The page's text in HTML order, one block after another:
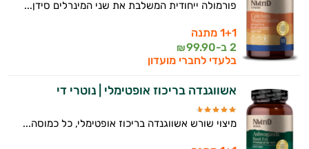
פורמולה ייחודית המשלבת את שני המינרלים סידן...
1+1 מתנה
2 ב-
99.90
₪
בלעדי לחברי מועדון
אשווגנדה בריכוז אופטימלי | נוטרי די
מיצוי שורש אשווגנדה בריכוז אופטימלי, כל כמוסה...